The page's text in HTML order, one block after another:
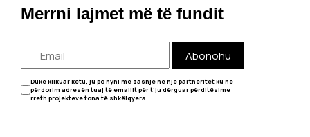
Merrni lajmet më të fundit
Abonohu
Duke klikuar këtu, ju po hyni me dashje në një partneritet ku ne
përdorim adresën tuaj të emailit për t'ju dërguar përditësime
rreth projekteve tona të shkëlqyera.